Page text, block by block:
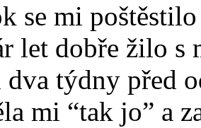
se mi
let dobře žilo
dva týdny před
mi “tak jo” a